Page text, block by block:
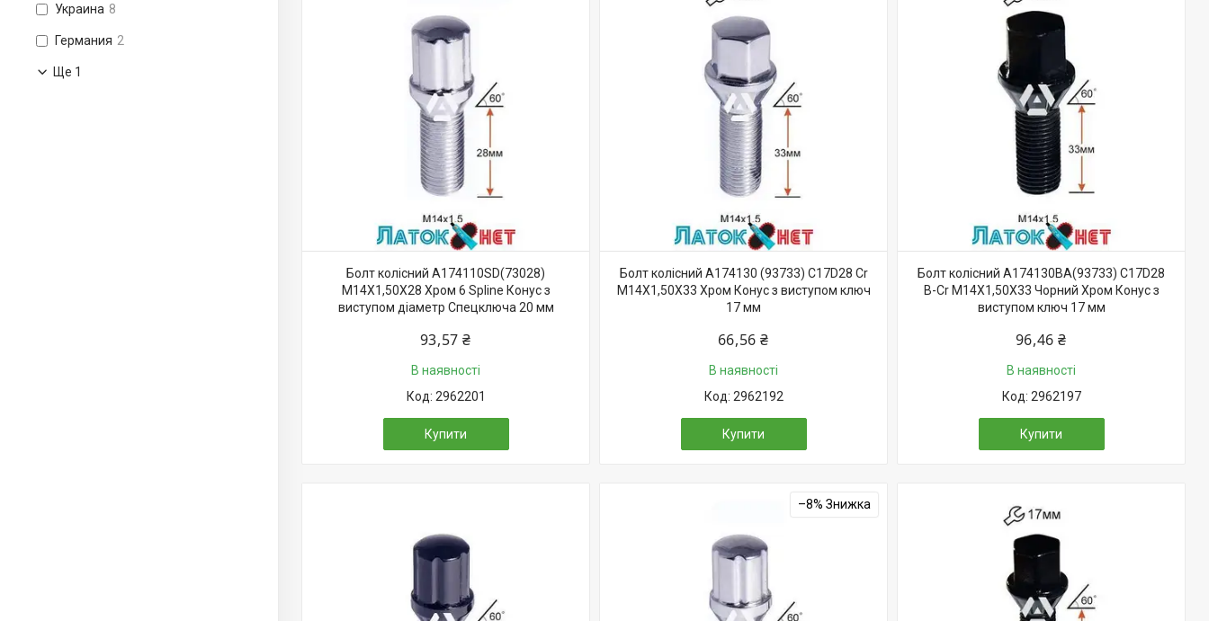
Украина 8
Германия 2
Ще 1
Болт колісний A174110SD(73028)
M14X1,50X28 Хром 6 Spline Конус з
виступом діаметр Cпецключа 20 мм
93,57 ₴
В наявності
2962201
Купити
Болт колісний A174130 (93733) C17D28 Cr
M14X1,50X33 Хром Конус з виступом ключ
17 мм
66,56 ₴
В наявності
2962192
Купити
Болт колісний A174130BA(93733) C17D28
B-Cr M14X1,50X33 Чорний Хром Конус з
виступом ключ 17 мм
96,46 ₴
В наявності
2962197
Купити
–8%